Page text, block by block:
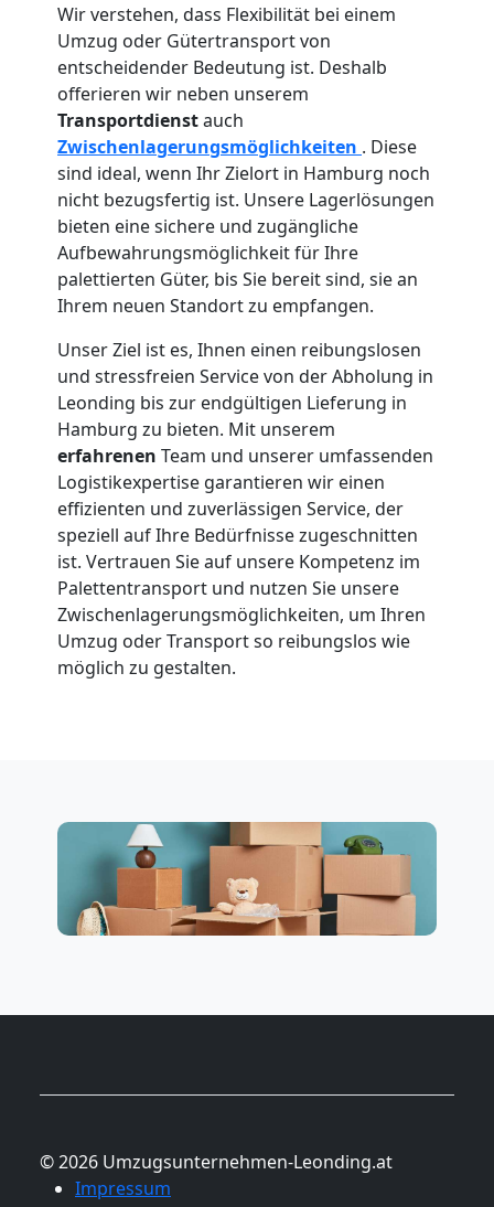
Wir verstehen, dass Flexibilität bei einem
Umzug oder Gütertransport von
entscheidender Bedeutung ist. Deshalb
offerieren wir neben unserem
Transportdienstauch
Zwischenlagerungsmöglichkeiten . Diese
sind ideal, wenn Ihr Zielort in Hamburg noch
nicht bezugsfertig ist. Unsere Lagerlösungen
bieten eine sichere und zugängliche
Aufbewahrungsmöglichkeit für Ihre
palettierten Güter, bis Sie bereit sind, sie an
Ihrem neuen Standort zu empfangen.
Unser Ziel ist es, Ihnen einen reibungslosen
und stressfreien Service von der Abholung in
Leonding bis zur endgültigen Lieferung in
Hamburg zu bieten. Mit unserem
erfahrenen Team und unserer umfassenden
Logistikexpertise garantieren wir einen
effizienten und zuverlässigen Service, der
speziell auf Ihre Bedürfnisse zugeschnitten
ist. Vertrauen Sie auf unsere Kompetenz im
Palettentransport und nutzen Sie unsere
Zwischenlagerungsmöglichkeiten, um Ihren
Umzug oder Transport so reibungslos wie
möglich zu gestalten.
© 2026 Umzugsunternehmen-Leonding.at
Impressum